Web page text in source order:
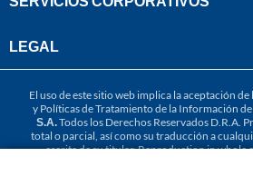
LEGAL
El uso de este sitio web implica la aceptación de
y Políticas de Tratamiento de la Información de
S.A.Todos los Derechos Reservados D.R.A.
total o parcial, así como su traducción a
escrita de su titular. Reproduction in whole